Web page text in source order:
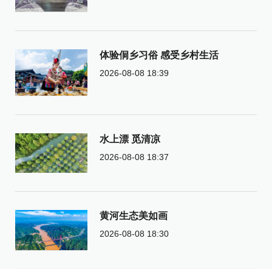
体验侗乡习俗 感受乡村生活
2026-08-08 18:39
水上漂 觅清凉
2026-08-08 18:37
黄河生态美如画
2026-08-08 18:30